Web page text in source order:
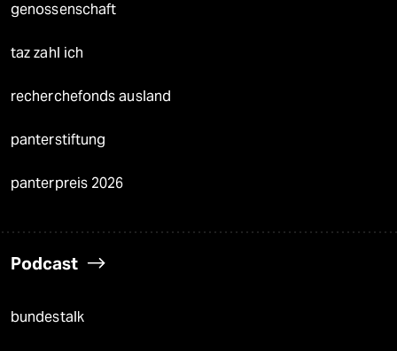
genossenschaft
taz zahl ich
recherchefonds ausland
panterstiftung
panterpreis 2026
Podcast
bundestalk